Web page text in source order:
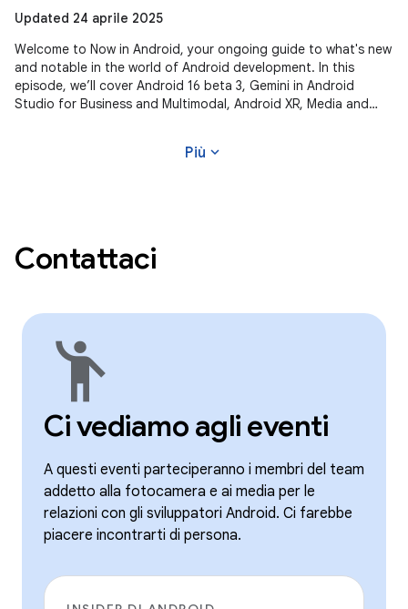
Updated 24 aprile 2025
Welcome to Now in Android, your ongoing guide to what's new
and notable in the world of Android development. In this
episode, we’ll cover Android 16 beta 3, Gemini in Android
Studio for Business and Multimodal, Android XR, Media and
Più expand_more
Contattaci
emoji_people
Ci vediamo agli eventi
A questi eventi parteciperanno i membri del team
addetto alla fotocamera e ai media per le
relazioni con gli sviluppatori Android. Ci farebbe
piacere incontrarti di persona.